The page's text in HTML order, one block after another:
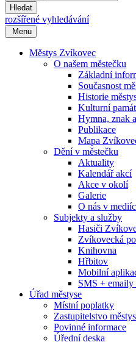
Hledat
rozšířené vyhledávání
Menu
Městys Zvíkovec
O našem městečku
Základní
Současnost
Historie
Kulturní
Hymna, znak
Publikace
Mapa
Dění v městečku
Aktuality
Kalendář akcí
Akce v okolí
Galerie
O nás v
Subjekty a služby
Hasiči
Zvíkovecká
Knihovna
Hřbitov
Mobilní
SMS + emaily
Úřad městyse
Místní poplatky
Zastupitelstvo
Povinné informace
Úřední deska